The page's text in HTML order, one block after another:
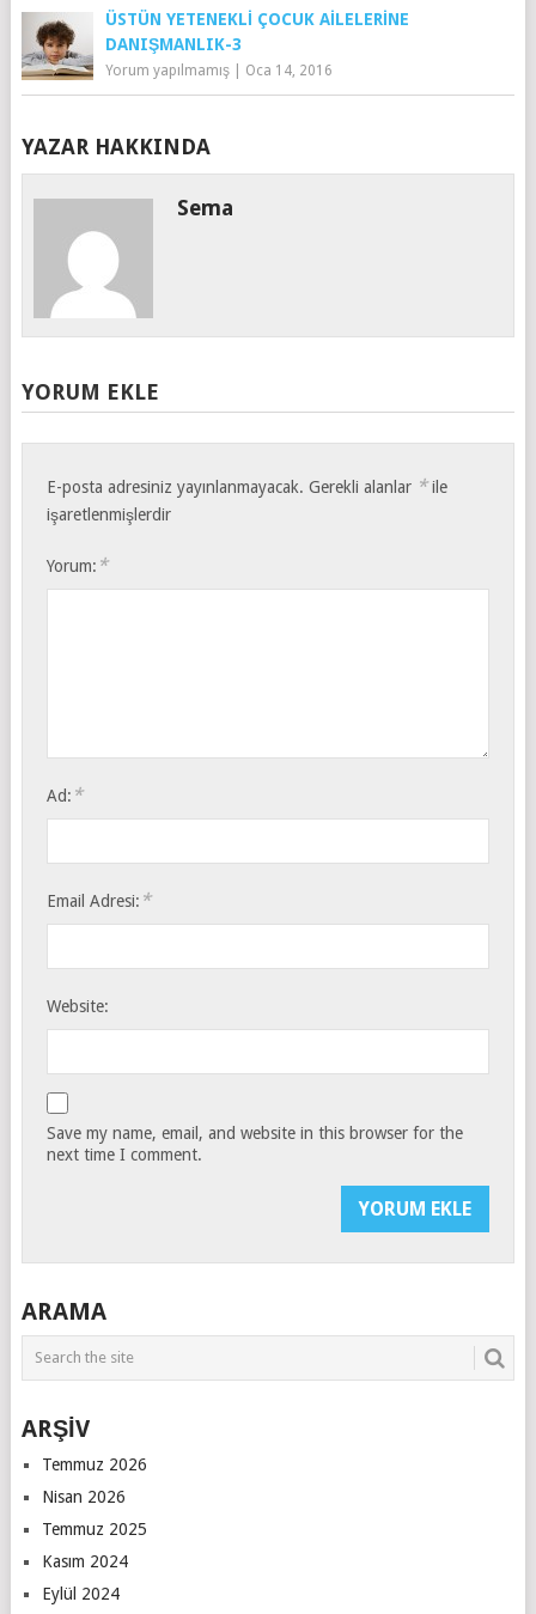
ÜSTÜN YETENEKLI ÇOCUK AILELERINE
DANIŞMANLIK-3
Yorum yapılmamış| Oca 14, 2016
YAZAR HAKKINDA
Sema
YORUM EKLE
E-posta adresiniz yayınlanmayacak. Gerekli alanlar *ile
işaretlenmişlerdir
Yorum: *
Ad: *
Email Adresi: *
Website:
Save my name, email, and website in this browser for the
next time I comment.
ARAMA
ARŞİV
Temmuz 2026
Nisan 2026
Temmuz 2025
Kasım 2024
Eylül 2024